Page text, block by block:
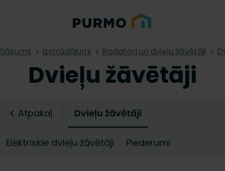
Sākums Izstrādājumi Radiatori un dvieļu žāvētāji
Dvieļu žāvētāji
Atpakaļ Dvieļu žāvētāji
Elektriskie dvieļu žāvētāji Piederumi